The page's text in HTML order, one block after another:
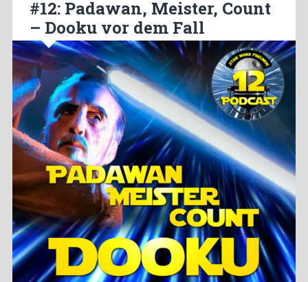
#12: Padawan, Meister, Count
– Dooku vor dem Fall